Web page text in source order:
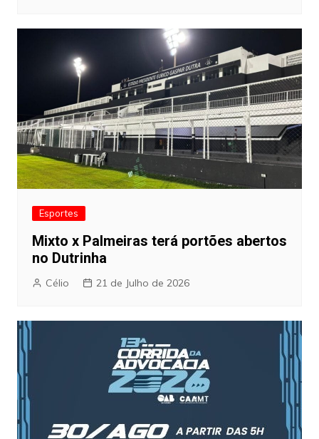
Esportes
Mixto x Palmeiras terá portões abertos
no Dutrinha
Célio 21 de Julho de 2026